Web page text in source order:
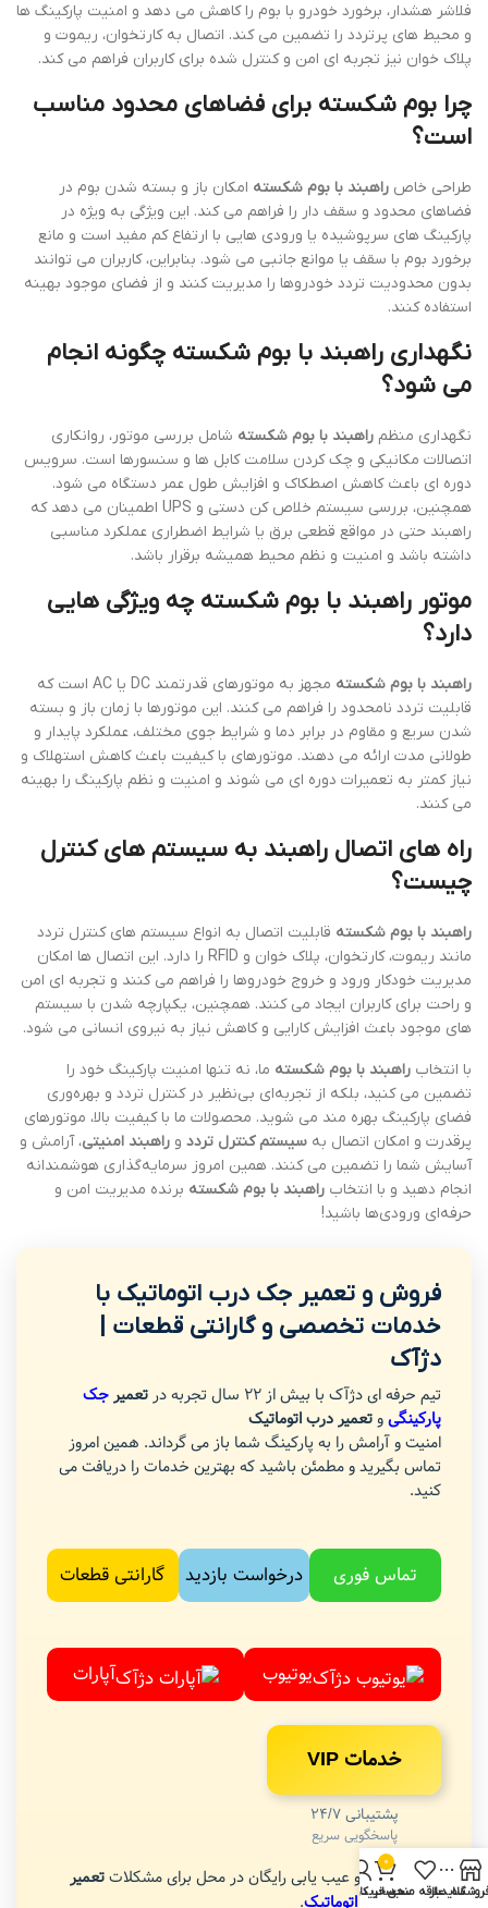
فلاشر هشدار، برخورد خودرو با بوم را کاهش می دهد و امنیت پارکینگ ها
و محیط های پرتردد را تضمین می کند. اتصال به کارتخوان، ریموت و
پلاک خوان نیز تجربه ای امن و کنترل شده برای کاربران فراهم می کند.
چرا بوم شکسته برای فضاهای محدود مناسب
است؟
طراحی خاص راهبند با بوم شکسته امکان باز و بسته شدن بوم در
فضاهای محدود و سقف دار را فراهم می کند. این ویژگی به ویژه در
پارکینگ های سرپوشیده یا ورودی هایی با ارتفاع کم مفید است و مانع
برخورد بوم با سقف یا موانع جانبی می شود. بنابراین، کاربران می توانند
بدون محدودیت تردد خودروها را مدیریت کنند و از فضای موجود بهینه
استفاده کنند.
نگهداری راهبند با بوم شکسته چگونه انجام
می شود؟
نگهداری منظم راهبند با بوم شکسته شامل بررسی موتور، روانکاری
اتصالات مکانیکی و چک کردن سلامت کابل ها و سنسورها است. سرویس
دوره ای باعث کاهش اصطکاک و افزایش طول عمر دستگاه می شود.
همچنین، بررسی سیستم خلاص کن دستی و UPS اطمینان می دهد که
راهبند حتی در مواقع قطعی برق یا شرایط اضطراری عملکرد مناسبی
داشته باشد و امنیت و نظم محیط همیشه برقرار باشد.
موتور راهبند با بوم شکسته چه ویژگی هایی
دارد؟
راهبند با بوم شکسته
مجهز به موتورهای قدرتمند DC یا AC است که
قابلیت تردد نامحدود را فراهم می کنند. این موتورها با زمان باز و بسته
شدن سریع و مقاوم در برابر دما و شرایط جوی مختلف، عملکرد پایدار و
طولانی مدت ارائه می دهند. موتورهای با کیفیت باعث کاهش استهلاک و
نیاز کمتر به تعمیرات دوره ای می شوند و امنیت و نظم پارکینگ را بهینه
می کنند.
راه های اتصال راهبند به سیستم های کنترل
چیست؟
راهبند با بوم شکسته قابلیت اتصال به انواع سیستم های کنترل تردد
مانند ریموت، کارتخوان، پلاک خوان و RFID را دارد. این اتصال ها امکان
مدیریت خودکار ورود و خروج خودروها را فراهم می کنند و تجربه ای امن
و راحت برای کاربران ایجاد می کنند. همچنین، یکپارچه شدن با سیستم
های موجود باعث افزایش کارایی و کاهش نیاز به نیروی انسانی می شود.
با انتخاب راهبند با بوم شکسته ما، نه تنها امنیت پارکینگ خود را
تضمین می کنید، بلکه از تجربه‌ای بی‌نظیر در کنترل تردد و بهره‌وری
فضای پارکینگ بهره مند می شوید. محصولات ما با کیفیت بالا، موتورهای
پرقدرت و امکان اتصال به سیستم کنترل تردد و راهبند امنیتی، آرامش و
آسایش شما را تضمین می کنند. همین امروز سرمایه‌گذاری هوشمندانه
انجام دهید و با انتخاب راهبند با بوم شکسته برنده مدیریت امن و
حرفه‌ای ورودی‌ها باشید!
فروش و تعمیر جک درب اتوماتیک با
خدمات تخصصی و گارانتی قطعات |
دژآک
تیم حرفه ای دژآک با بیش از 22 سال تجربه در تعمیرجک
پارکینگیوتعمیر درب اتوماتیک
امنیت و آرامش را به پارکینگ شما باز می گرداند. همین امروز
تماس بگیرید و مطمئن باشید که بهترین خدمات را دریافت می
کنید.
تماس فوری درخواست بازدید گارانتی قطعات
یوتیوب آپارات
خدمات VIP
پشتیبانی 24/7
پاسخگویی سریع
✅ بازدید و عیب یابی رایگان در محل برای مشکلاتتعمیر
جکدرب اتوماتیک. سایدبارعلاقه مندی
0
سبد خرید
حساب کاربری من